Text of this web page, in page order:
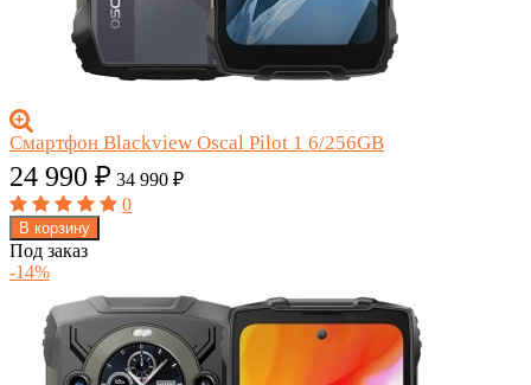
Смартфон Blackview Oscal Pilot 1 6/256GB
24 990 ₽ 34 990 ₽
0
В корзину
Под заказ
-14%